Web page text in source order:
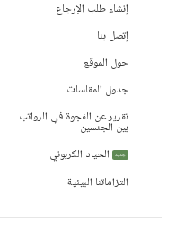
إنشاء طلب الإرجاع
إتصل بنا
حول الموقع
جدول المقاسات
تقرير عن الفجوة في الرواتب
بين الجنسين
جديد
الحياد الكربوني
التزاماتنا البيئية